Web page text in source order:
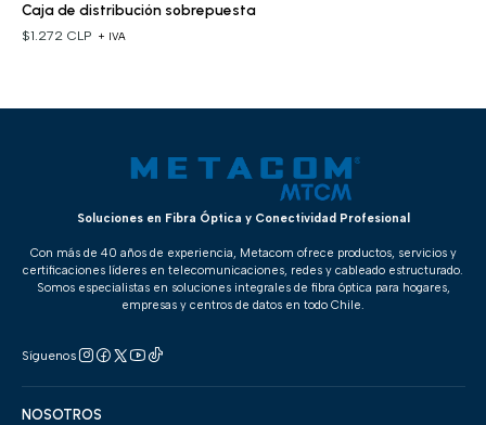
Caja de distribución sobrepuesta
$1.272 CLP + IVA
Soluciones en Fibra Óptica y Conectividad Profesional
Con más de 40 años de experiencia, Metacom ofrece productos, servicios y
certificaciones líderes en telecomunicaciones, redes y cableado estructurado.
Somos especialistas en soluciones integrales de fibra óptica para hogares,
empresas y centros de datos en todo Chile.
Síguenos
NOSOTROS